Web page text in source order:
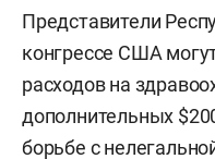
Представители
конгрессе США
расходов на
дополнительных
борьбе с